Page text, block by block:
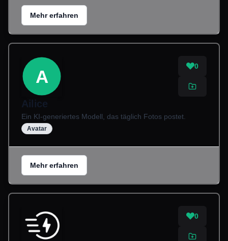
Mehr erfahren
A
0
Ailice
Ein KI-generiertes Modell, das täglich Fotos postet.
Avatar
Mehr erfahren
0